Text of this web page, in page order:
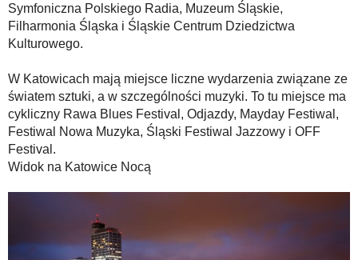
Symfoniczna Polskiego Radia, Muzeum Śląskie,
Filharmonia Śląska i Śląskie Centrum Dziedzictwa
Kulturowego.
W Katowicach mają miejsce liczne wydarzenia związane ze
światem sztuki, a w szczególności muzyki. To tu miejsce ma
cykliczny Rawa Blues Festival, Odjazdy, Mayday Festiwal,
Festiwal Nowa Muzyka, Śląski Festiwal Jazzowy i OFF
Festival.
Widok na Katowice Nocą